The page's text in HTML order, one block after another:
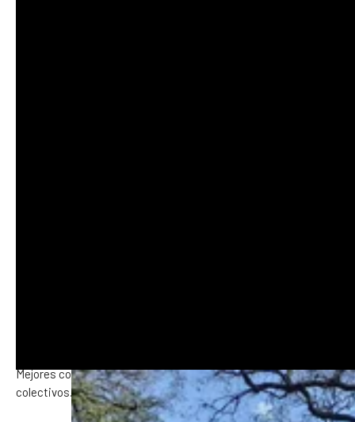
Mejores condiciones laborales y respeto a los convenios
colectivos.